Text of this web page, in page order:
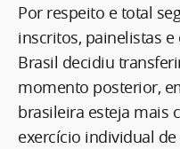
Por respeito e total
inscritos, painelistas e
Brasil decidiu
momento posterior,
brasileira esteja mais
exercício individual